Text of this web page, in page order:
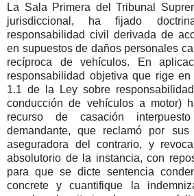
La Sala Primera del Tribunal
jurisdiccional, ha fijado
responsabilidad civil derivada de
en supuestos de daños personales
recíproca de vehículos. En
responsabilidad objetiva que rige
1.1 de la Ley sobre
conducción de vehículos a motor)
recurso de casación
demandante, que reclamó por
aseguradora del contrario, y
absolutorio de la instancia, con
para que se dicte sentencia
concrete y cuantifique la